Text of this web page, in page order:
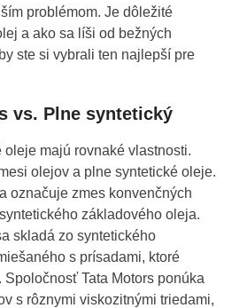
problémom. Je dôležité
a ako sa líši od bežných
ste si vybrali ten najlepší pre
vs. Plne syntetický
oleje majú rovnaké vlastnosti.
olejov a plne syntetické oleje.
označuje zmes konvenčných
základového oleja.
skladá zo syntetického
s prísadami, ktoré
Tata Motors ponúka
s rôznymi viskozitnými triedami,